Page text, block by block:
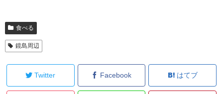
食べる
鏡島周辺
Twitter Facebook はてブ